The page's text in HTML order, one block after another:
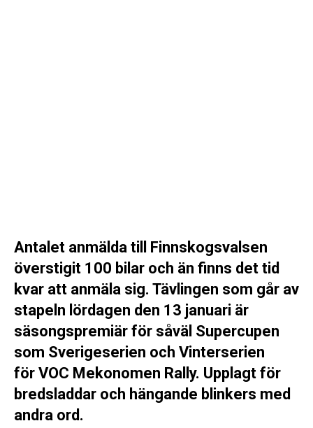
Antalet anmälda till Finnskogsvalsen
överstigit 100 bilar och än finns det tid
kvar att anmäla sig. Tävlingen som går av
stapeln lördagen den 13 januari är
säsongspremiär för såväl Supercupen
som Sverigeserien och Vinterserien
för VOC Mekonomen Rally. Upplagt för
bredsladdar och hängande blinkers med
andra ord.